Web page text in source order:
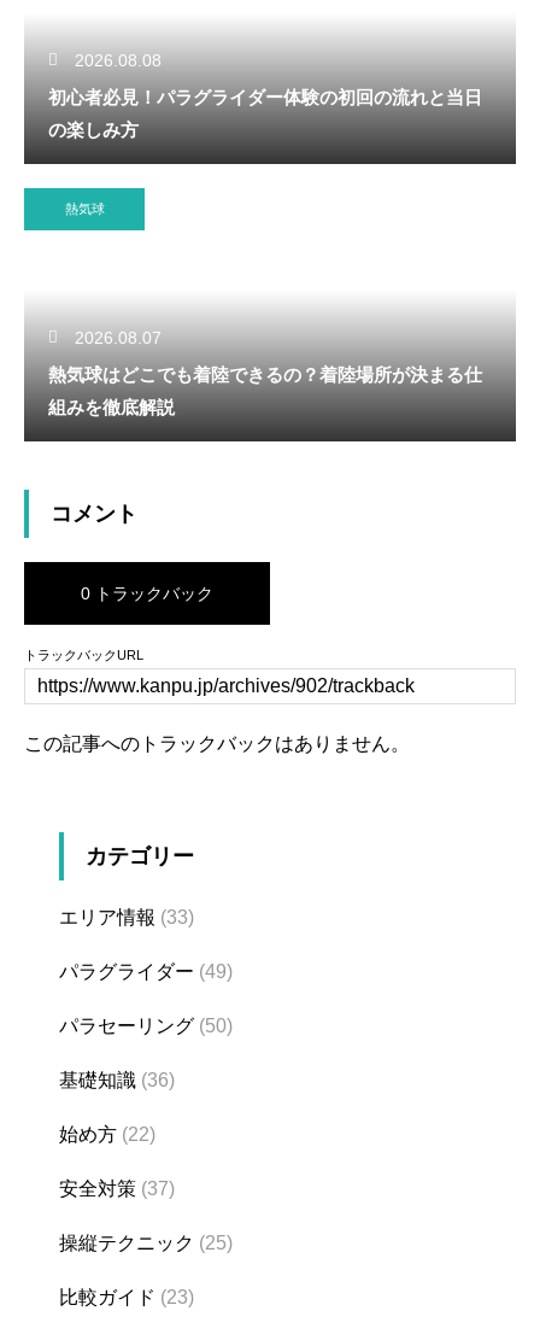
2026.08.08
初心者必見！パラグライダー体験の初回の流れと当日
の楽しみ方
熱気球
2026.08.07
熱気球はどこでも着陸できるの？着陸場所が決まる仕
組みを徹底解説
コメント
0 トラックバック
トラックバックURL
この記事へのトラックバックはありません。
カテゴリー
エリア情報 (33)
パラグライダー (49)
パラセーリング (50)
基礎知識 (36)
始め方 (22)
安全対策 (37)
操縦テクニック (25)
比較ガイド (23)